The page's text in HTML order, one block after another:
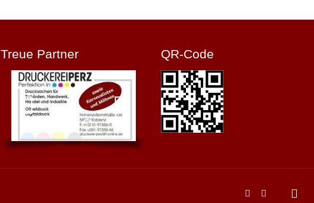
Treue Partner QR-Code